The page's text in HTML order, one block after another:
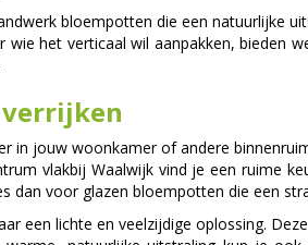
bloempotten die een natuurlijke
het verticaal wil aanpakken,
in jouw woonkamer of andere
vlakbij Waalwijk vind je een ruime
dan voor glazen bloempotten die een
een lichte en veelzijdige oplossing.